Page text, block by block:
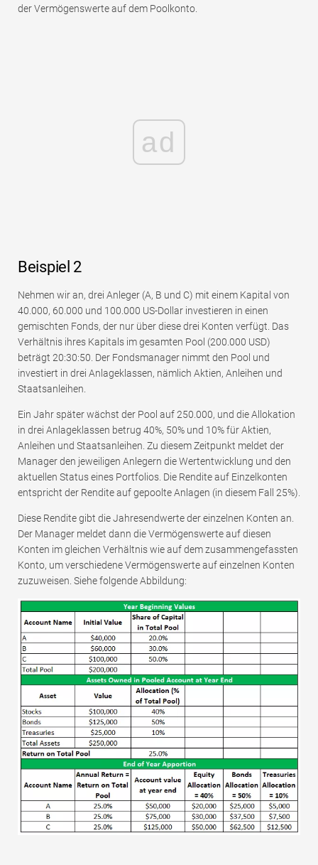
der Vermögenswerte auf dem Poolkonto.
ad
Beispiel 2
Nehmen wir an, drei Anleger (A, B und C) mit einem Kapital von
40.000, 60.000 und 100.000 US-Dollar investieren in einen
gemischten Fonds, der nur über diese drei Konten verfügt. Das
Verhältnis ihres Kapitals im gesamten Pool (200.000 USD)
beträgt 20:30:50. Der Fondsmanager nimmt den Pool und
investiert in drei Anlageklassen, nämlich Aktien, Anleihen und
Staatsanleihen.
Ein Jahr später wächst der Pool auf 250.000, und die Allokation
in drei Anlageklassen betrug 40%, 50% und 10% für Aktien,
Anleihen und Staatsanleihen. Zu diesem Zeitpunkt meldet der
Manager den jeweiligen Anlegern die Wertentwicklung und den
aktuellen Status eines Portfolios. Die Rendite auf Einzelkonten
entspricht der Rendite auf gepoolte Anlagen (in diesem Fall 25%).
Diese Rendite gibt die Jahresendwerte der einzelnen Konten an.
Der Manager meldet dann die Vermögenswerte auf diesen
Konten im gleichen Verhältnis wie auf dem zusammengefassten
Konto, um verschiedene Vermögenswerte auf einzelnen Konten
zuzuweisen. Siehe folgende Abbildung: